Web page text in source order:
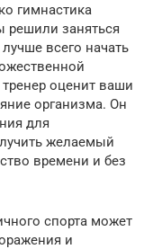
гимнастика
решили заняться
всего начать
оценит ваши
организма. Он
для
желаемый
времени и без
спорта может
и